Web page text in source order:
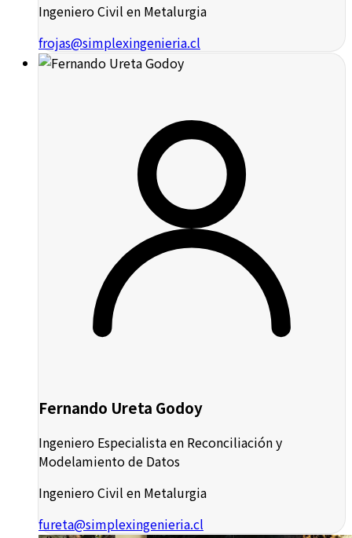
Ingeniero Civil en Metalurgia
frojas@simplexingenieria.cl
Fernando Ureta Godoy
Ingeniero Especialista en Reconciliación y
Modelamiento de Datos
Ingeniero Civil en Metalurgia
fureta@simplexingenieria.cl